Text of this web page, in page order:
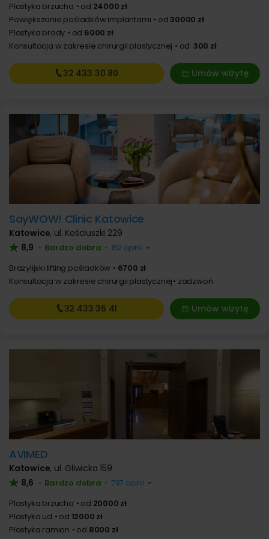
Plastyka brzucha
od 24000 zł
Powiększanie pośladków implantami
od 30000 zł
Plastyka brody
od 6000 zł
Konsultacja w zakresie chirurgii plastycznej
od 300 zł
Umów wizytę
32 433 30 80
SayWOW! Clinic Katowice
Katowice, ul. Kościuszki 229
8,9 • Bardzo dobra • 152 opinii
Brazylijski lifting pośladków
6700 zł
Konsultacja w zakresie chirurgii plastycznej zadzwoń
Umów wizytę
32 433 36 41
AVIMED
Katowice, ul. Gliwicka 159
8,6 • Bardzo dobra • 797 opinii
Plastyka brzucha od 20000 zł
Plastyka ud
od 12000 zł
Plastyka ramion
od 8000 zł